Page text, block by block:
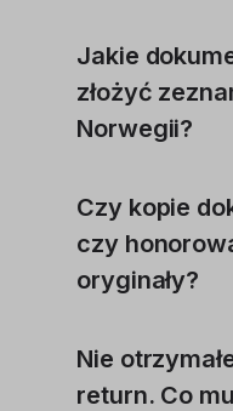
Jakie
złożyć
Norwegii?
Czy kopie
czy
oryginały?
Nie
return. Co